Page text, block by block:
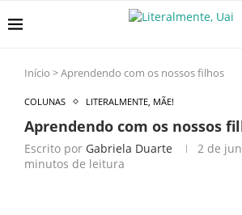
Início >Aprendendo com os nossos filhos
COLUNAS LITERALMENTE, MÃE!
Aprendendo com os nossos
Escrito por Gabriela Duarte 2 de
minutos de leitura